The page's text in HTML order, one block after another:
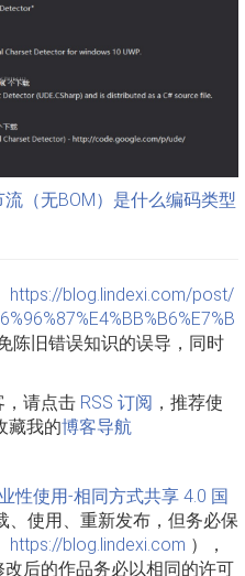
（无BOM）是什么编码类型
https://blog.lindexi.com/post/
陈旧错误知识的误导，同时
，请点击 RSS 订阅 ，推荐使
藏我的博客导航
性使用-相同方式共享 4.0 国
、使用、重新发布，但务必保
https://blog.lindexi.com ），
后的作品务必以相同的许可